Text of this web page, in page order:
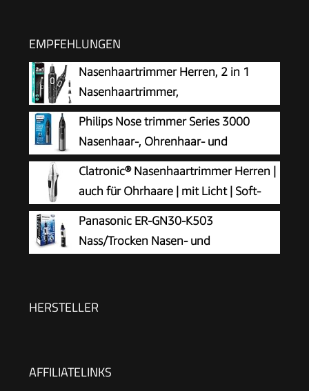
EMPFEHLUNGEN
Nasenhaartrimmer Herren, 2 in 1
Nasenhaartrimmer,
Nasenhaarschneider,
Ohrhaarschneider, Augenbrauen-Lippenhaare
Schmerzloser Epilierer, IPX7 Waschbarer
Gesichtshaarentferner für Männer und Frauen
Philips Nose trimmer Series 3000
Nasenhaar-, Ohrenhaar- und
Augenbrauentrimmer mit
PrecisionTrim-Technologie (Modell NT3650/16)
Clatronic® Nasenhaartrimmer Herren |
auch für Ohrhaare | mit Licht | Soft-
Touch-Gehäuse | Edelstahl-Scherkopf
(abnehmbar) | Nasenhaarentferner | Nasenhaare
entfernen | Nasentrimmer | NE 3595
Panasonic ER-GN30-K503
Nass/Trocken Nasen- und
Reinigungssystem, kabellos, Schwarz
HERSTELLER
AFFILIATELINKS